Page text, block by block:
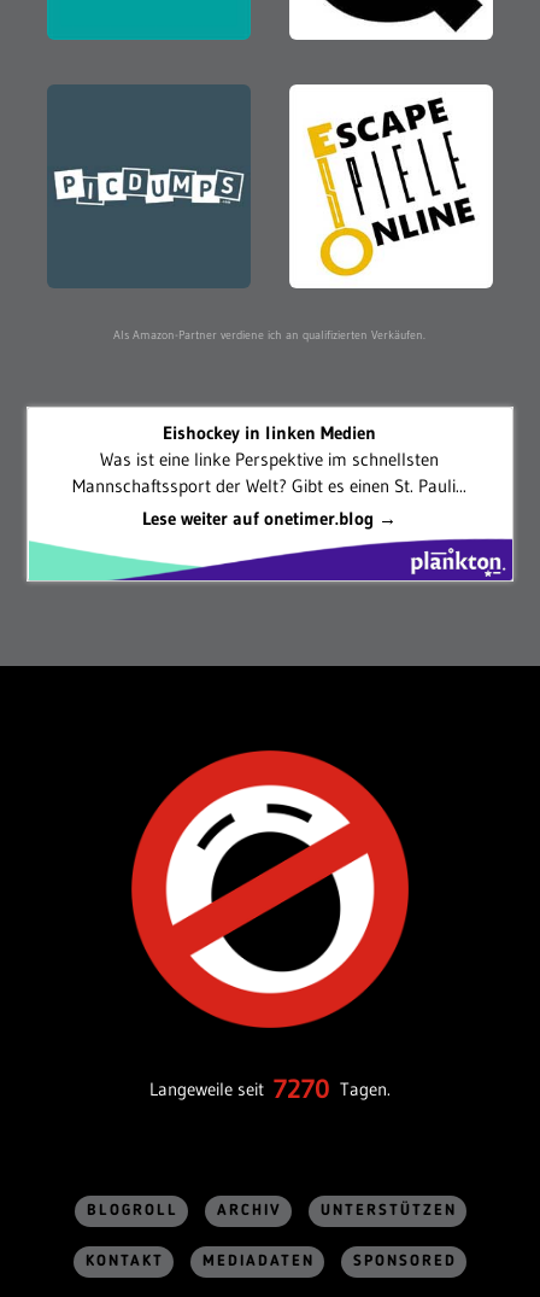
Als Amazon-Partner verdiene ich an qualifizierten Verkäufen.
Eishockey in linken Medien
Was ist eine linke Perspektive im schnellsten
Mannschaftssport der Welt? Gibt es einen St. Pauli...
Lese weiter auf onetimer.blog →
Langeweile seit 7270 Tagen.
BLOGROLL ARCHIV UNTERSTÜTZEN
KONTAKT MEDIADATEN SPONSORED